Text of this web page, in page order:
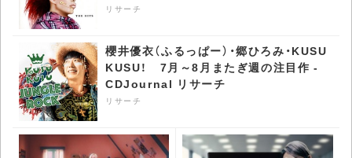
リサーチ
櫻井優衣（ふるっぱー）・郷ひろみ・KUSU
KUSU！ 7月～8月またぎ週の注目作 -
CDJournal リサーチ
リサーチ